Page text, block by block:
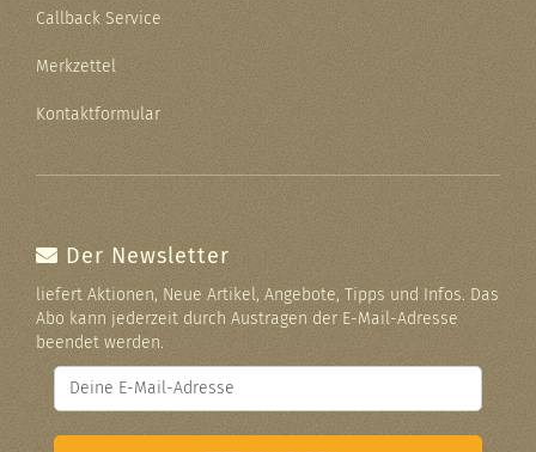
Callback Service
Merkzettel
Kontaktformular
Der Newsletter
liefert Aktionen, Neue Artikel, Angebote, Tipps und Infos. Das
Abo kann jederzeit durch Austragen der E-Mail-Adresse
beendet werden.